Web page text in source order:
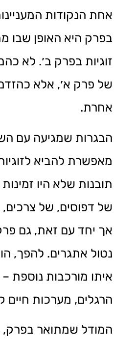
אחת הנקודות
בפרק היא האופן שבו
זוגיות בפרק ב׳. לא
של פרק א׳, אלא
אחרת.
הבגרות שמגיעה עם
מאפשרת להביא
תובנות שלא היו
של דפוסים, של צרכים,
אך יחד עם זאת, גם פרק
נטול אתגרים. להפך,
איתו מורכבות נוספת –
הרגלים, מערכות חיים
המודל שמתואר בפרק,